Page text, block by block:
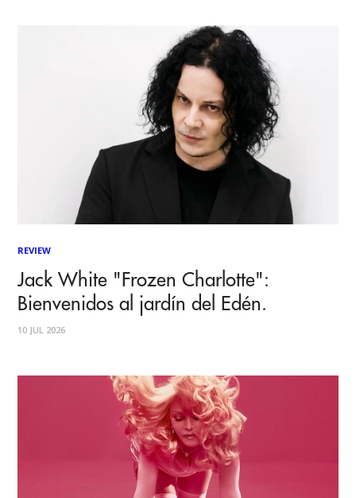
REVIEW
Jack White "Frozen Charlotte":
Bienvenidos al jardín del Edén.
10 JUL 2026